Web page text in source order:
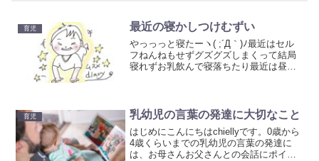
育児 最近の寝かしつけむずい
やっっっと寝たーヽ( ;´Д｀)ﾉ最近はセル
フねんねもせずグズグズしまくって結局
寝れずお乳飲んで寝落ちたり最近は昼寝
れないのも辛かろ...
育児 乳幼児の言葉の発達に大切なこと
はじめにこんにちはchiellyです。0歳から
4歳くらいまでの乳幼児の言葉の発達に
は、お母さんお父さんとの会話にポイン